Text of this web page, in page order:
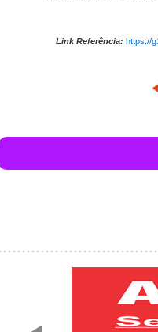
Link Referência: https://